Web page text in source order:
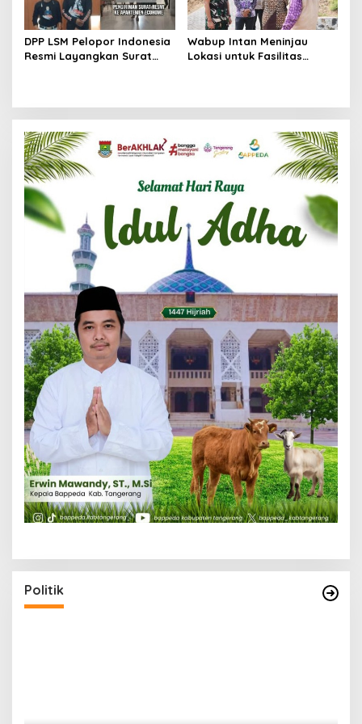
DPP LSM Pelopor Indonesia
Resmi Layangkan Surat
Wabup Intan Meninjau
Lokasi untuk Fasilitas
Politik